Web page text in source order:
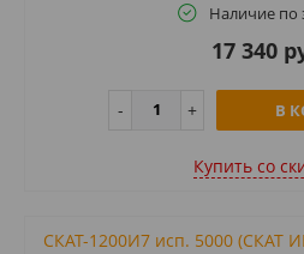
Наличие по
17 340
В
Купить cо
СКАТ-1200И7 исп. 5000 (СКАТ